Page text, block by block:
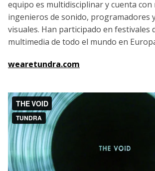
equipo es multidisciplinar y cuenta con
ingenieros de sonido, programadores
visuales. Han participado en festivales
multimedia de todo el mundo en
wearetundra.com